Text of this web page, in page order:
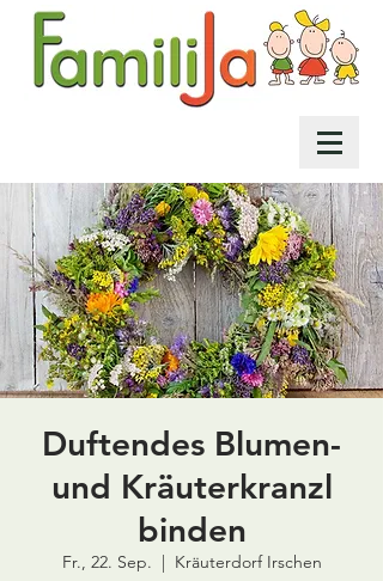
Duftendes Blumen-
und Kräuterkranzl
binden
Fr., 22. Sep.
  |
Kräuterdorf Irschen